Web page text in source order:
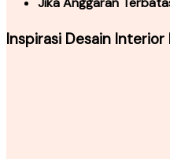
Inspirasi Desain Interior